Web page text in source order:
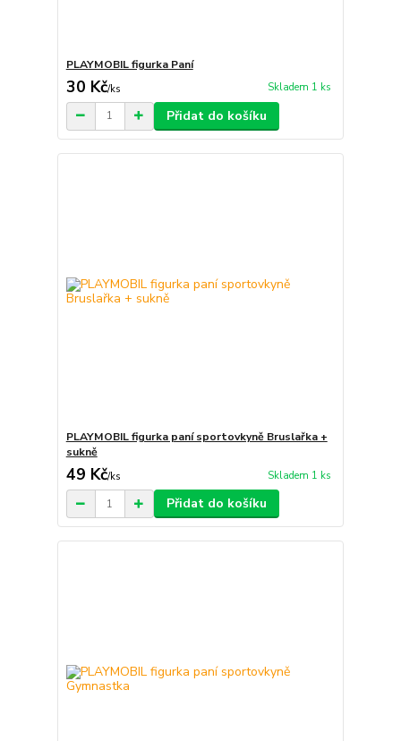
PLAYMOBIL figurka Paní
30 Kč/ks Skladem 1 ks
Přidat do košíku
PLAYMOBIL figurka paní sportovkyně Bruslařka +
sukně
49 Kč/ks Skladem 1 ks
Přidat do košíku